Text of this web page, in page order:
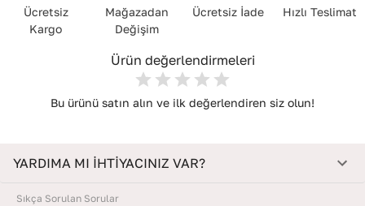
Ücretsiz
Kargo
Mağazadan
Değişim
Ücretsiz İade Hızlı Teslimat
Ürün değerlendirmeleri
Bu ürünü satın alın ve ilk değerlendiren siz olun!
YARDIMA MI İHTİYACINIZ VAR?
Sıkça Sorulan Sorular